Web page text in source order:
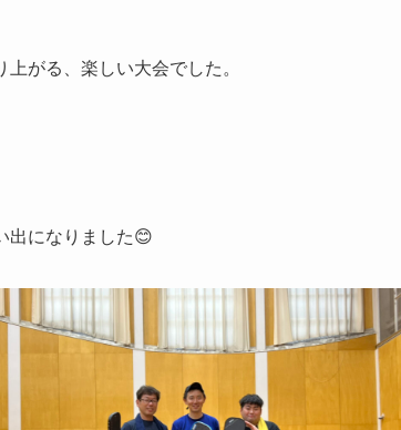
がる、楽しい大会でした。
出になりました😊